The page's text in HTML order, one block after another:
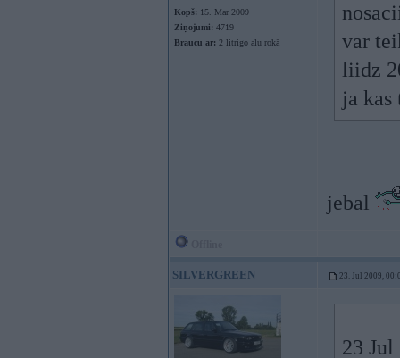
Kopš: 15. Mar 2009
Ziņojumi: 4719
Braucu ar: 2 litrigo alu rokā
var
liidz
ja kas
jebal
SILVERGREEN 23. Jul 2009,
23